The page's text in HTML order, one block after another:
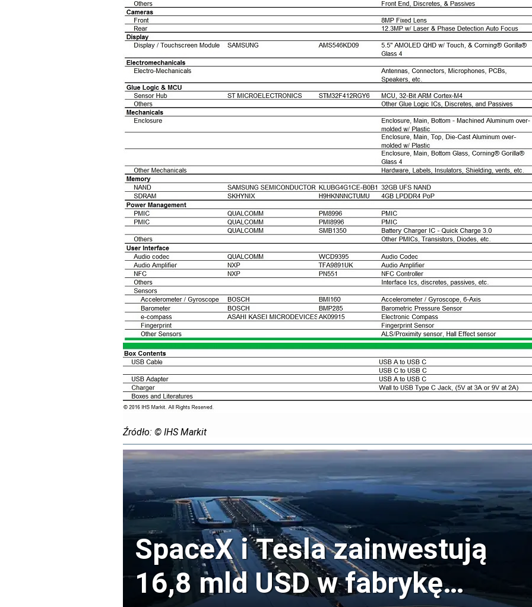
Źródło: © IHS Markit
SpaceX i Tesla zainwestują
16,8 mld USD w fabrykę